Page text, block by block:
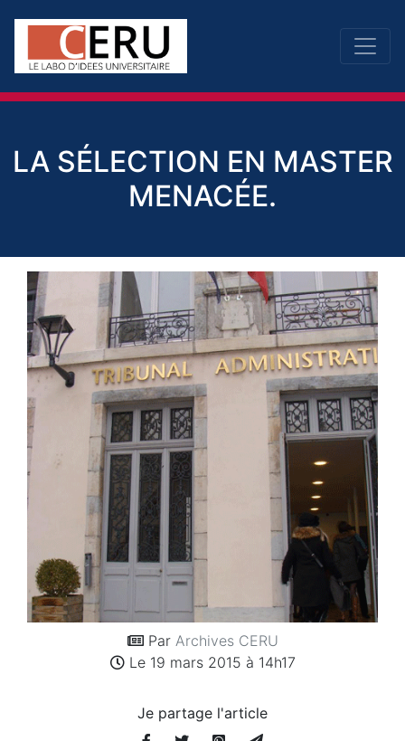
LA SÉLECTION EN MASTER
MENACÉE.
Par Archives CERU
Le 19 mars 2015 à 14h17
Je partage l'article